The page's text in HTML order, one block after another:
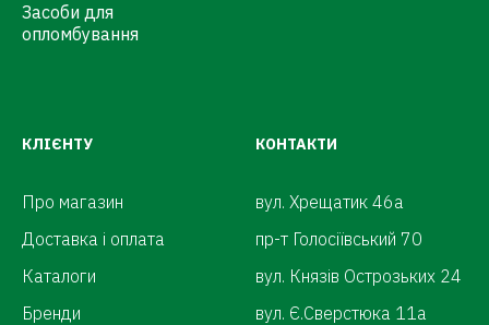
Засоби для
опломбування
КЛІЄНТУ
Про магазин
Доставка і оплата
Каталоги
Бренди
КОНТАКТИ
вул. Хрещатик 46а
пр-т Голосіївський 70
вул. Князів Острозьких 24
вул. Є.Сверстюка 11а